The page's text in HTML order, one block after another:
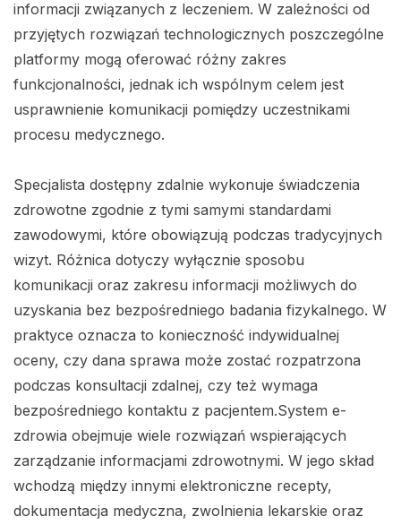
informacji związanych z leczeniem. W zależności od
przyjętych rozwiązań technologicznych poszczególne
platformy mogą oferować różny zakres
funkcjonalności, jednak ich wspólnym celem jest
usprawnienie komunikacji pomiędzy uczestnikami
procesu medycznego.
Specjalista dostępny zdalnie wykonuje świadczenia
zdrowotne zgodnie z tymi samymi standardami
zawodowymi, które obowiązują podczas tradycyjnych
wizyt. Różnica dotyczy wyłącznie sposobu
komunikacji oraz zakresu informacji możliwych do
uzyskania bez bezpośredniego badania fizykalnego. W
praktyce oznacza to konieczność indywidualnej
oceny, czy dana sprawa może zostać rozpatrzona
podczas konsultacji zdalnej, czy też wymaga
bezpośredniego kontaktu z pacjentem.System e-
zdrowia obejmuje wiele rozwiązań wspierających
zarządzanie informacjami zdrowotnymi. W jego skład
wchodzą między innymi elektroniczne recepty,
dokumentacja medyczna, zwolnienia lekarskie oraz